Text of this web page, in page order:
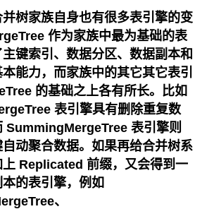
树家族自身也有很多表引擎的变
作为家族中最为基础的表
键索引、数据分区、数据副本和
能力，而家族中的其它其它表引
的基础之上各有所长。比如
表引擎具有删除重复数
SummingMergeTree 表引擎则
动聚合数据。如果再给合并树系
上 Replicated 前缀，又会得到一
的表引擎，例如
、